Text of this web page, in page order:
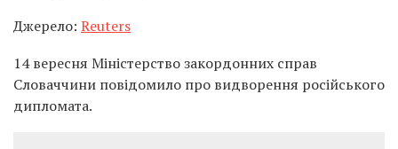
Джерело: Reuters
14 вересня Міністерство закордонних справ
Словаччини повідомило про видворення російського
дипломата.